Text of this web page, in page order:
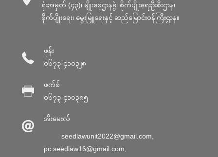
ရုံးအမှတ် (၄၃)၊ မျိုးစေ့ဌာနခွဲ၊ စိုက်ပျိုးရေးဦးစီးဌာန၊
စိုက်ပျိုးရေး၊ မွေးမြူရေးနှင့် ဆည်မြောင်း၀န်ကြီးဌာန။
ဖုန်း
၀၆၇၃-၄၁၀၃၂၈
ဖက်စ်
၀၆၇၃-၄၁၀၃၈၅
အီးမေးလ်
seedlawunit2022@gmail.com
pc.seedlaw16@gmail.com